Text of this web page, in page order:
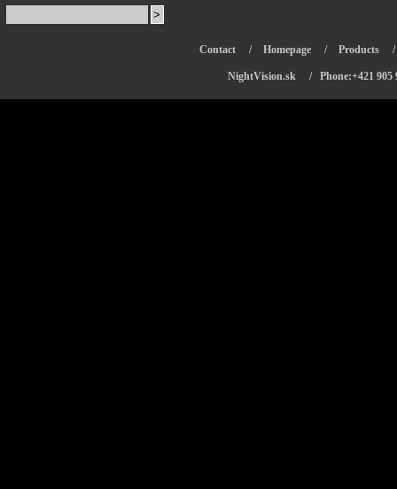
Contact / Homepage / Products /
NightVision.sk / Phone:+421 905